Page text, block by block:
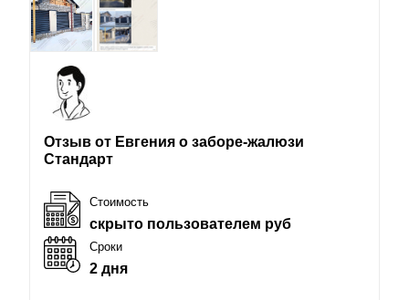
Отзыв от Евгения о заборе-жалюзи
Стандарт
Стоимость
скрыто пользователем руб
Сроки
2 дня